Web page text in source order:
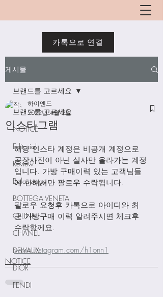
카톡으로 연결
게시물
브랜드를 고르세요
NOTICE
Editorial
Review
Balenciaga
BOTTEGA VENETA
CELINE
CHANEL
DELVAUX
DIOR
FENDI
브랜드를 고르세요
인스타그램
하이엔드
2022년 4월 2일
해당 인스타 계정은 비공개 계정으로
공장사진이 아닌 실사만 올라가는 계정
입니다. 가방 구매이력 있는 고객님들
에 한해서만 팔로우 수락됩니다.
팔로우 요청후 카톡으로 아이디와 최
근 가방구매 이력 알려주시면 체크후
수락할께요.
www.instagram.com/h1onn1
NOTICE